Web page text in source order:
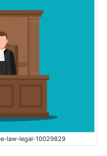
law-legal-10029829